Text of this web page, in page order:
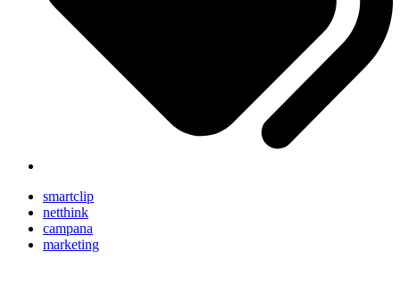
smartclip
netthink
campana
marketing